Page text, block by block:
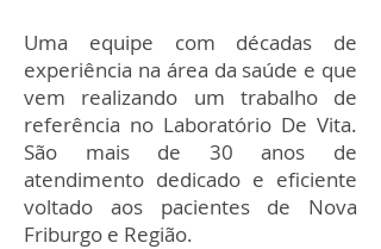
Uma equipe com décadas de
experiência na área da saúde e que
vem realizando um trabalho de
referência no Laboratório De Vita.
São mais de 30 anos de
atendimento dedicado e eficiente
voltado aos pacientes de Nova
Friburgo e Região.